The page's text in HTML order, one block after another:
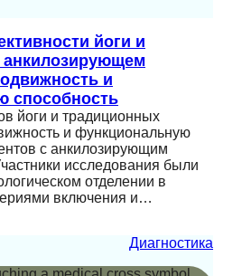
йоги и
и
способность
йоги и традиционных
и функциональную
с анкилозирующим
исследования были
отделении в
включения и…
Диагностика